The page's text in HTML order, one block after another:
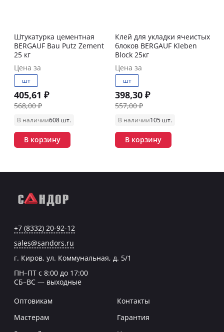
Штукатурка цементная
BERGAUF Bau Putz Zement
25 кг
Цена за
шт
405,61 ₽
568,00 ₽
В наличии608 шт.
В корзину
Клей для укладки ячеистых
блоков BERGAUF Kleben
Block 25кг
Цена за
шт
398,30 ₽
557,00 ₽
В наличии105 шт.
В корзину
+7 (8332) 20-92-12
sales@sandors.ru
г. Киров, ул. Коммунальная, д. 5/1
ПН–ПТ с 8:00 до 17:00
СБ–ВС — выходные
Оптовикам
Мастерам
Контакты
Гарантия